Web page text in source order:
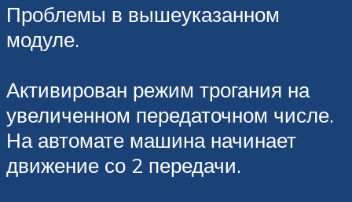
Проблемы в вышеуказанном
модуле.
Активирован режим трогания на
увеличенном передаточном числе.
На автомате машина начинает
движение со 2 передачи.